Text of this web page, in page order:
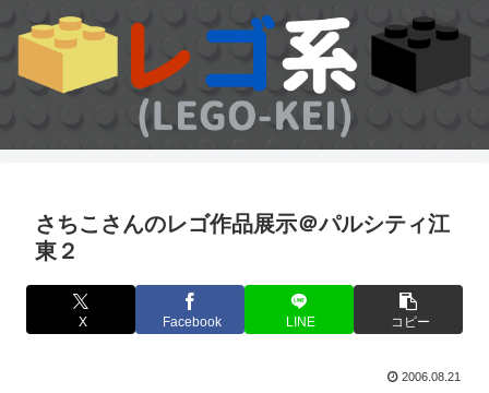
さちこさんのレゴ作品展示＠パルシティ江
東２
X Facebook LINE コピー
2006.08.21